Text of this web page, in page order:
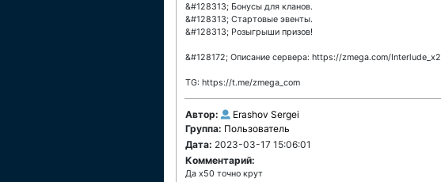
&#128313; Бонусы для кланов.
&#128313; Стартовые эвенты.
&#128313; Розыгрыши призов!
&#128172; Описание сервера: https://zmega.com/
TG: https://t.me/zmega_com
Автор:
Erashov Sergei
Группа: Пользователь
Дата: 2023-03-17 15:06:01
Комментарий:
Да х50 точно крут